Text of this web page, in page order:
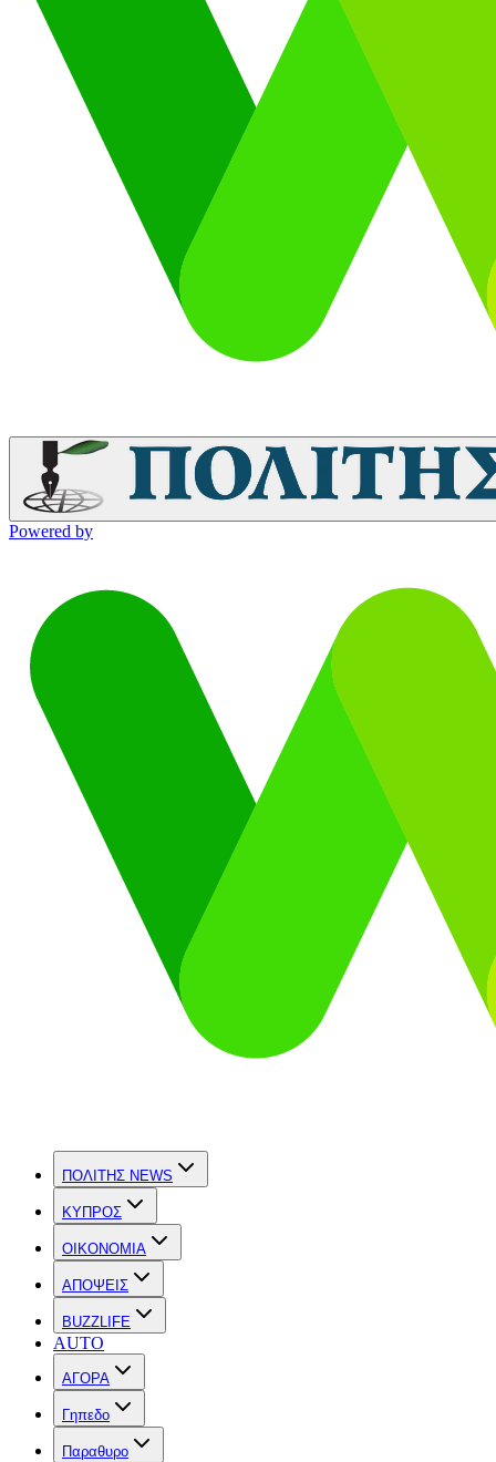
Powered by
ΠΟΛΙΤΗΣ NEWS
ΚΥΠΡΟΣ
OIKONOMIA
ΑΠΟΨΕΙΣ
BUZZLIFE
AUTO
ΑΓΟΡΑ
Γηπεδο
Παραθυρο